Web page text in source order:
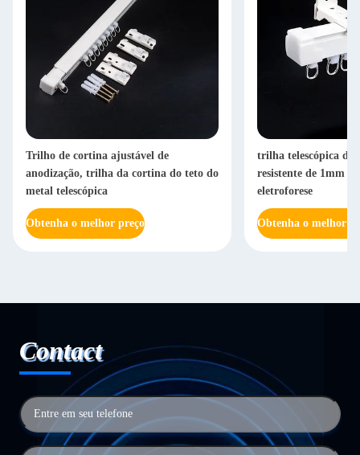
Trilho de cortina ajustável de
anodização, trilha da cortina do teto do
metal telescópica
Obtenha o melhor preço
trilha telescópica da
resistente de 1mm
eletroforese
Obtenha o melhor
Contact